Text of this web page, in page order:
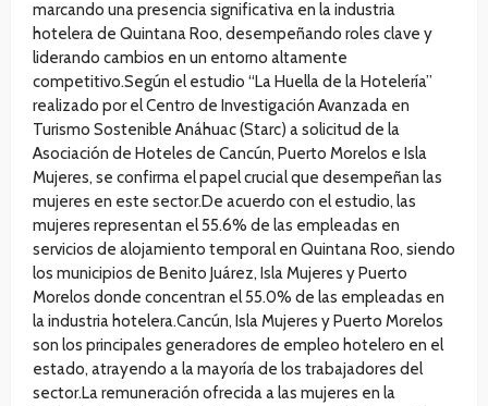
marcando una presencia significativa en la industria
hotelera de Quintana Roo, desempeñando roles clave y
liderando cambios en un entorno altamente
competitivo.Según el estudio “La Huella de la Hotelería”
realizado por el Centro de Investigación Avanzada en
Turismo Sostenible Anáhuac (Starc) a solicitud de la
Asociación de Hoteles de Cancún, Puerto Morelos e Isla
Mujeres, se confirma el papel crucial que desempeñan las
mujeres en este sector.De acuerdo con el estudio, las
mujeres representan el 55.6% de las empleadas en
servicios de alojamiento temporal en Quintana Roo, siendo
los municipios de Benito Juárez, Isla Mujeres y Puerto
Morelos donde concentran el 55.0% de las empleadas en
la industria hotelera.Cancún, Isla Mujeres y Puerto Morelos
son los principales generadores de empleo hotelero en el
estado, atrayendo a la mayoría de los trabajadores del
sector.La remuneración ofrecida a las mujeres en la